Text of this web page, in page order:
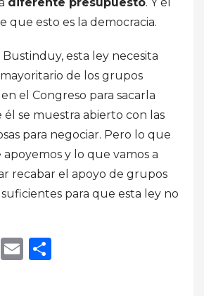
que esto es la democracia.
esta ley necesita
de los grupos
el Congreso para sacarla
él se muestra abierto con las
para negociar. Pero lo que
y lo que vamos a
recabar el apoyo de grupos
para que esta ley no
WhatsApp
Email